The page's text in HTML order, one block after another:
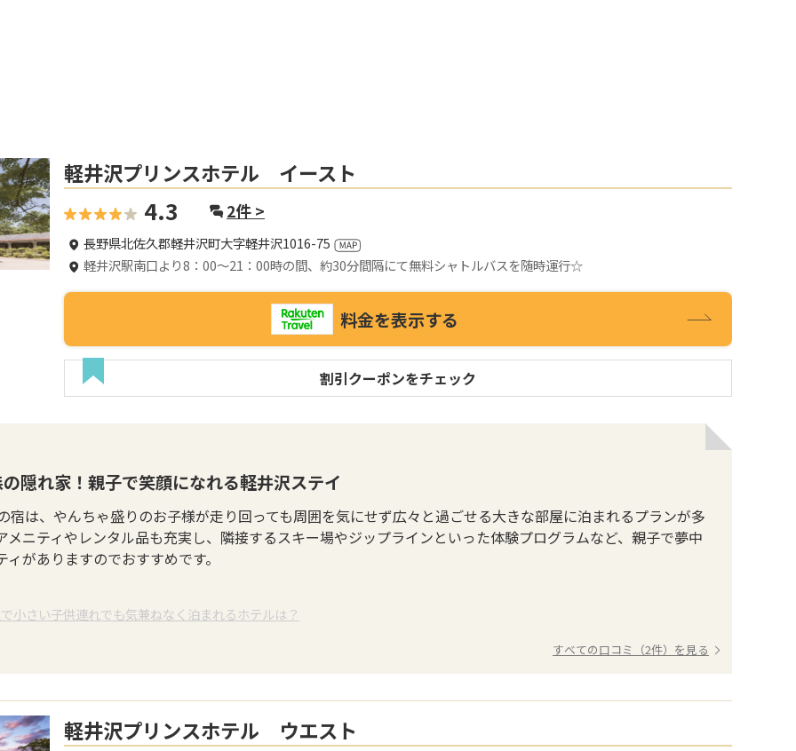
軽井沢プリンスホテル イースト
4.3 2件 >
長野県北佐久郡軽井沢町大字軽井沢1016-75
軽井沢駅南口より8：00～21：00時の間、約30分間隔にて無料シャトルバスを随時運行☆
料金を表示する
割引クーポンをチェック
隠れ家！親子で笑顔になれる軽井沢ステイ
宿は、やんちゃ盛りのお子様が走り回っても周囲を気にせず広々と過ごせる大きな部屋に泊まれるプランが多
メニティやレンタル品も充実し、隣接するスキー場やジップラインといった体験プログラムなど、親子で夢中
がありますのでおすすめです。
小さい子供連れでも気兼ねなく泊まれるホテルは？
すべての口コミ（2件）を見る
軽井沢プリンスホテル ウエスト